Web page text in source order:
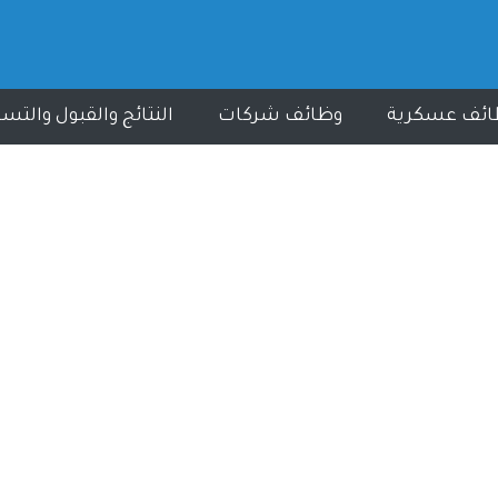
عسكرية وظائف شركات النتائج والقبول